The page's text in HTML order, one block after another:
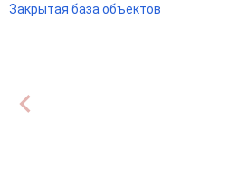
Закрытая база объектов